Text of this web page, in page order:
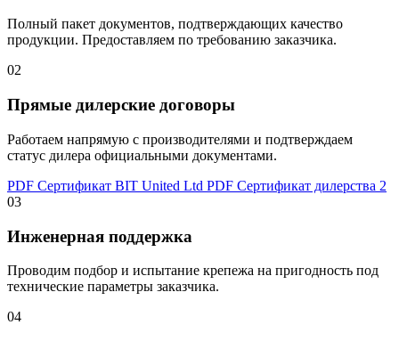
Полный пакет документов, подтверждающих качество
продукции. Предоставляем по требованию заказчика.
02
Прямые дилерские договоры
Работаем напрямую с производителями и подтверждаем
статус дилера официальными документами.
PDF Сертификат BIT United Ltd PDF Сертификат дилерства 2
03
Инженерная поддержка
Проводим подбор и испытание крепежа на пригодность под
технические параметры заказчика.
04